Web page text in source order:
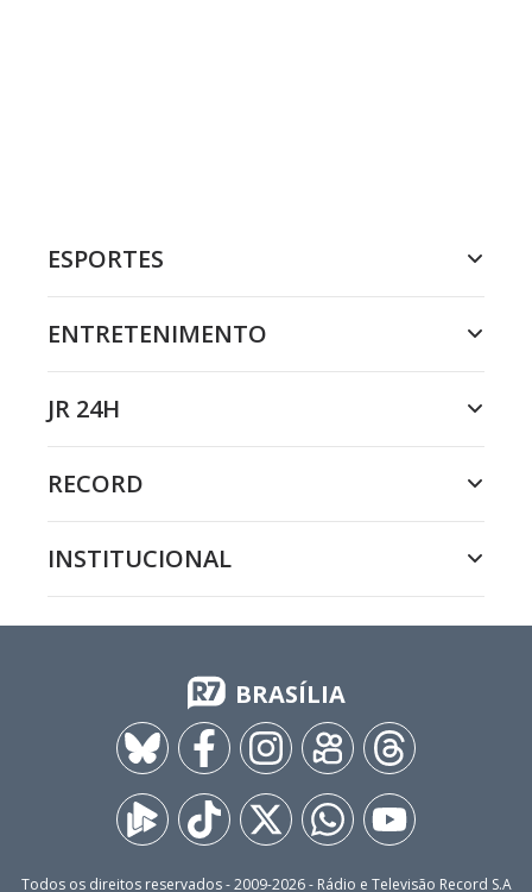
ESPORTES
ENTRETENIMENTO
JR 24H
RECORD
INSTITUCIONAL
BRASÍLIA
Todos os direitos reservados - 2009-2026- Rádio e Televisão Record S.A